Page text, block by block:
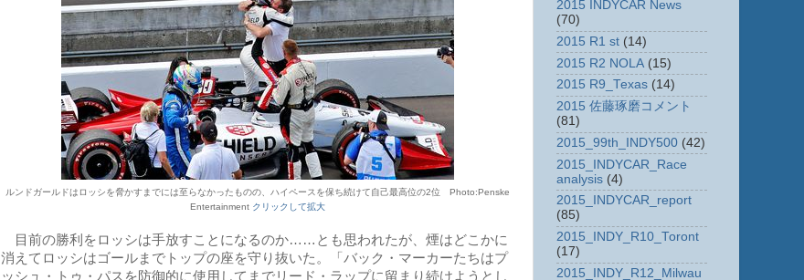
ルンドガールドはロッシを脅かすまでには至らなかったものの、ハイペースを保ち続けて自己最高位の2位 Photo:Penske
Entertainmentクリックして拡大
目前の勝利をロッシは手放すことになるのか……とも思われたが、煙はどこかに
消えてロッシはゴールまでトップの座を守り抜いた。「バック・マーカーたちはプ
ッシュ・トゥ・パスを防御的に使用してまでリード・ラップに留まり続けようとし
2015 INDYCAR News
(70)
2015 R1 st (14)
2015 R2 NOLA (15)
2015 R9_Texas (14)
2015 佐藤琢磨コメント
(81)
2015_99th_INDY500 (42)
2015_INDYCAR_Race
analysis (4)
2015_INDYCAR_report
(85)
2015_INDY_R10_Toront
(17)
2015_INDY_R12_Milwau